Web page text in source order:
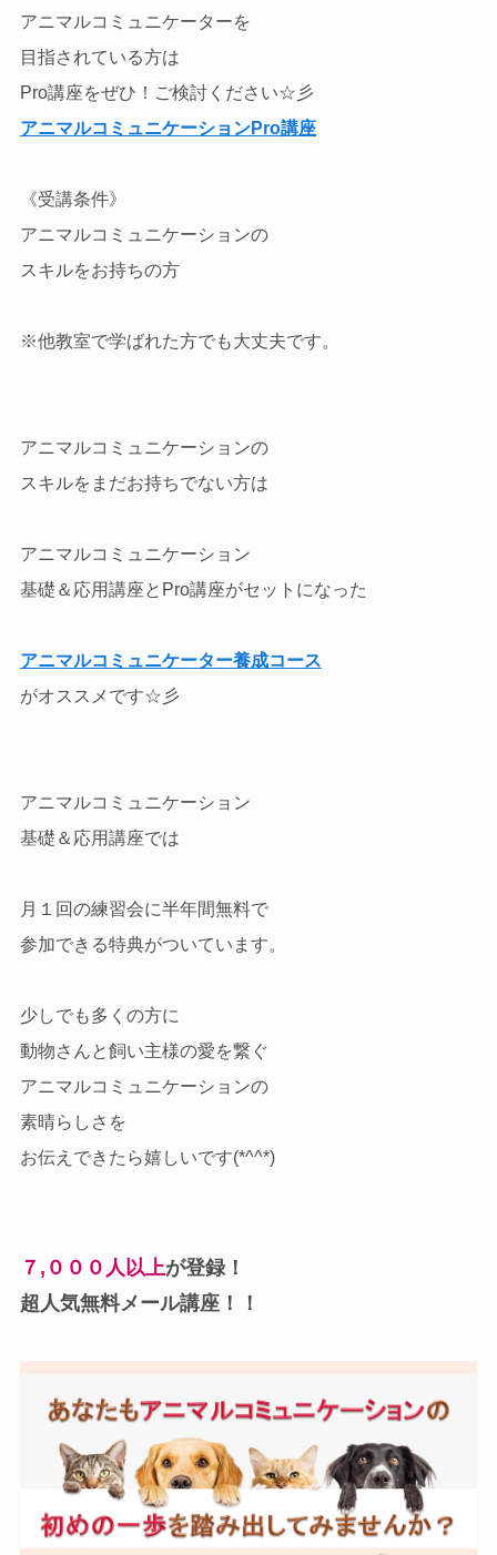
アニマルコミュニケーターを
目指されている方は
Pro講座をぜひ！ご検討ください☆彡
アニマルコミュニケーションPro講座
《受講条件》
アニマルコミュニケーションの
スキルをお持ちの方
※他教室で学ばれた方でも大丈夫です。
アニマルコミュニケーションの
スキルをまだお持ちでない方は
アニマルコミュニケーション
基礎＆応用講座とPro講座がセットになった
アニマルコミュニケーター養成コース
がオススメです☆彡
アニマルコミュニケーション
基礎＆応用講座では
月１回の練習会に半年間無料で
参加できる特典がついています。
少しでも多くの方に
動物さんと飼い主様の愛を繋ぐ
アニマルコミュニケーションの
素晴らしさを
お伝えできたら嬉しいです(*^^*)
７,０００人以上が登録！
超人気無料メール講座！！